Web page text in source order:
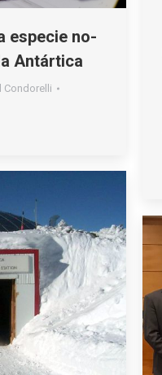
especie no-
Antártica
Condorelli